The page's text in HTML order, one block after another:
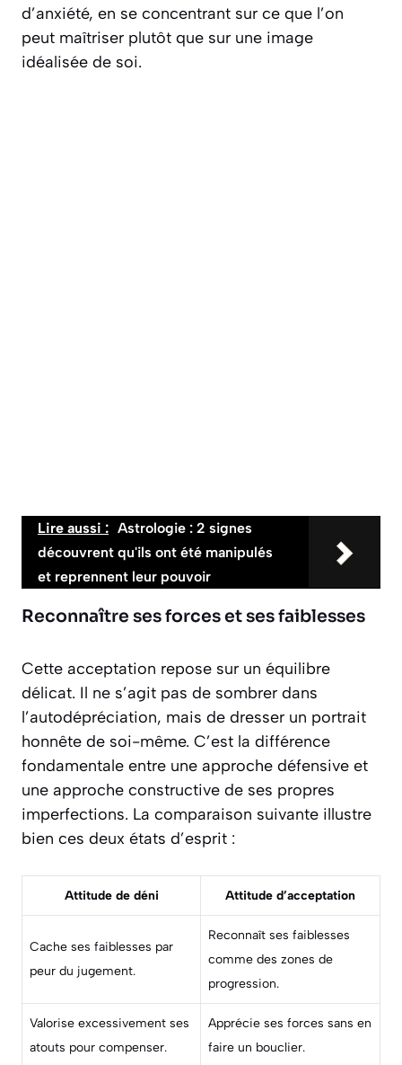
d’anxiété, en se concentrant sur ce que l’on
peut maîtriser plutôt que sur une image
idéalisée de soi.
Lire aussi : Astrologie : 2 signes
découvrent qu'ils ont été manipulés
et reprennent leur pouvoir
Reconnaître ses forces et ses faiblesses
Cette acceptation repose sur un équilibre
délicat. Il ne s’agit pas de sombrer dans
l’autodépréciation, mais de dresser un portrait
honnête de soi-même. C’est la différence
fondamentale entre une approche défensive et
une approche constructive de ses propres
imperfections. La comparaison suivante illustre
bien ces deux états d’esprit :
Attitude de déni Attitude d’acceptation
Cache ses faiblesses par
peur du jugement.
Reconnaît ses faiblesses
comme des zones de
progression.
Valorise excessivement ses
atouts pour compenser.
Apprécie ses forces sans en
faire un bouclier.